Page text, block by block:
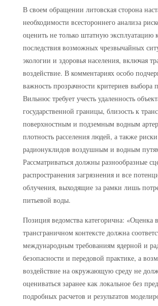
В своем обращении литовская сторона
необходимости всестороннего анализа
оценить не только штатную эксплуатацию
последствия возможных чрезвычайных
экологии и здоровья населения, включая
воздействие. В комментариях особо
важность прозрачности критериев выбора
Вильнюс требует учесть удаленность
государственной границы, близость к
поверхностным и подземным водным
плотность расселения людей, а также
радионуклидов воздушным и водным
Рассматриваться должны разнообразные
распространения загрязнения и все
облучения, выходящие за рамки лишь
питьевой воды.
Позиция ведомства категорична: «Оценка
трансграничном контексте должна
международным требованиям ядерной и
безопасности и передовой практике, а
воздействие на окружающую среду не
оцениваться заранее как локальное без
подробных расчетов и результатов